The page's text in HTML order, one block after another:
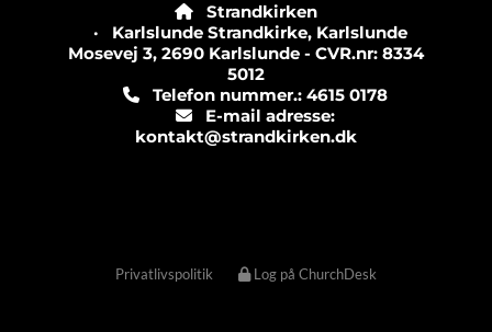

Strandkirken
· Karlslunde Strandkirke, Karlslunde
Mosevej 3, 2690 Karlslunde - CVR.nr: 8334
5012
Telefon nummer.: 4615 0178
E-mail adresse:
kontakt@strandkirken.dk
Privatlivspolitik Log på ChurchDesk